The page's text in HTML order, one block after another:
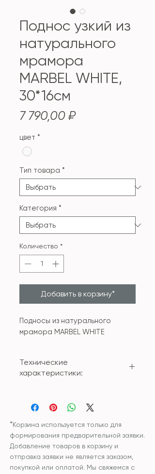
Поднос узкий из
натурального
мрамора
MARBEL WHITE,
30*16см
7 790,00 ₽Цена
цвет *
Тип товара *
Категория *
Количество *
Добавить в корзину*
Подносы из натурального
мрамора MARBEL WHITE
Технические
характеристики:
Размер:
Поднос узкий - 30*16*3см
*Корзина используется только для
формирования предварительной заявки.
Добавление товаров в корзину и
отправка заявки не является заказом,
покупкой или оплатой. Мы свяжемся с